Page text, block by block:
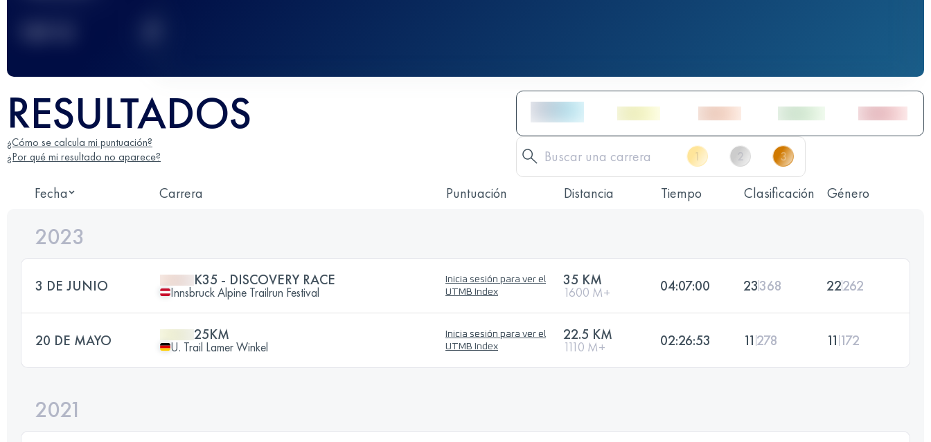
RESULTADOS
¿Cómo se calcula mi puntuación?
¿Por qué mi resultado no aparece?
Fecha Carrera Puntuación Distancia Tiempo Clasificación Género
2023
3 DE JUNIO K35 - DISCOVERY RACE
Innsbruck Alpine Trailrun Festival
Inicia sesión para ver el
UTMB Index
35 KM
1600 M+ 04:07:00 23368 22262
20 DE MAYO 25KM
U. Trail Lamer Winkel
Inicia sesión para ver el
UTMB Index
22.5 KM
1110 M+ 02:26:53 11 278 11 172
2021